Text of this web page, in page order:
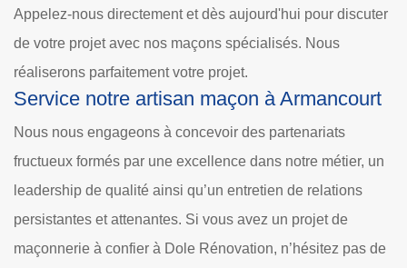
Appelez-nous directement et dès aujourd'hui pour discuter
de votre projet avec nos maçons spécialisés. Nous
réaliserons parfaitement votre projet.
Service notre artisan maçon à Armancourt
Nous nous engageons à concevoir des partenariats
fructueux formés par une excellence dans notre métier, un
leadership de qualité ainsi qu’un entretien de relations
persistantes et attenantes. Si vous avez un projet de
maçonnerie à confier à Dole Rénovation, n’hésitez pas de